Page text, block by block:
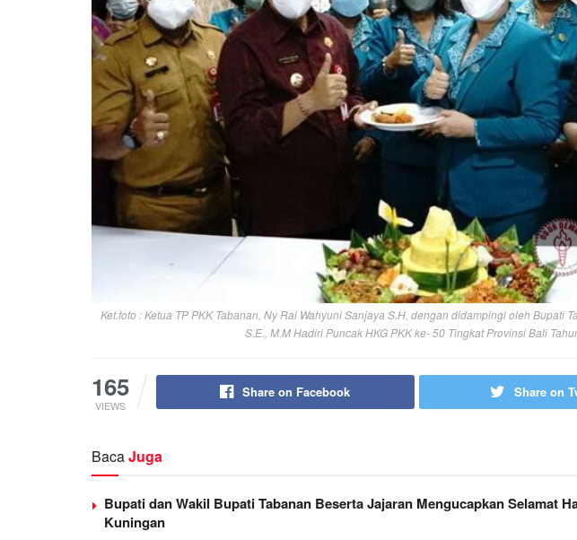
Ket.foto : Ketua TP PKK Tabanan, Ny Rai Wahyuni Sanjaya S.H, dengan didampingi oleh Bupati
S.E., M.M Hadiri Puncak HKG PKK ke- 50 Tingkat Provinsi Bali
165
VIEWS
Share on Facebook Share on
BacaJuga
Bupati dan Wakil Bupati Tabanan Beserta Jajaran Mengucapkan Selamat
Kuningan